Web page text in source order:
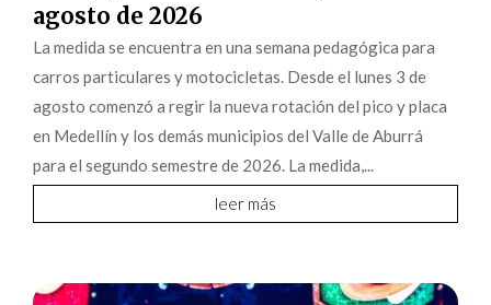
agosto de 2026
La medida se encuentra en una semana pedagógica para
carros particulares y motocicletas. Desde el lunes 3 de
agosto comenzó a regir la nueva rotación del pico y placa
en Medellín y los demás municipios del Valle de Aburrá
para el segundo semestre de 2026. La medida,...
leer más